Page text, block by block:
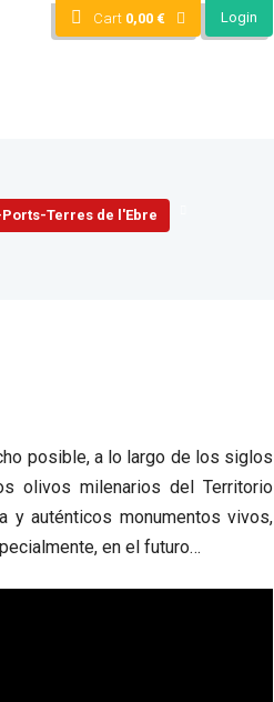
Cart 0,00 € Login
Terres de l'Ebre
posible, a lo largo de los siglos
olivos milenarios del Territorio
y auténticos monumentos vivos,
en el futuro…